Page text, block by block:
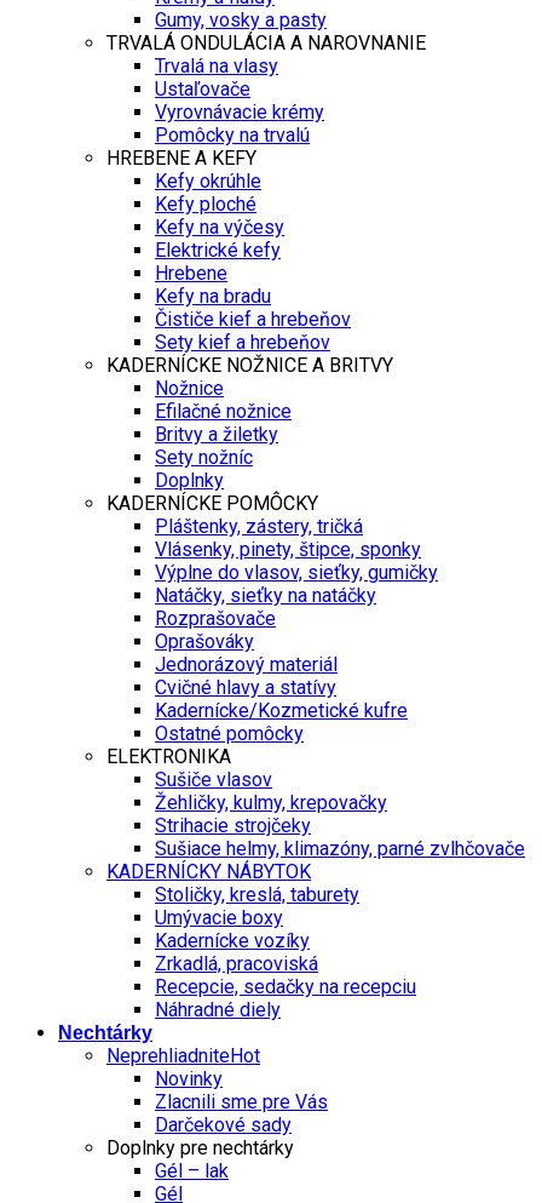
Gumy, vosky a pasty
TRVALÁ ONDULÁCIA A NAROVNANIE
Trvalá na vlasy
Ustaľovače
Vyrovnávacie krémy
Pomôcky na trvalú
HREBENE A KEFY
Kefy okrúhle
Kefy ploché
Kefy na výčesy
Elektrické kefy
Hrebene
Kefy na bradu
Čističe kief a hrebeňov
Sety kief a hrebeňov
KADERNÍCKE NOŽNICE A BRITVY
Nožnice
Efilačné nožnice
Britvy a žiletky
Sety nožníc
Doplnky
KADERNÍCKE POMÔCKY
Pláštenky, zástery, tričká
Vlásenky, pinety, štipce, sponky
Výplne do vlasov, sieťky, gumičky
Natáčky, sieťky na natáčky
Rozprašovače
Oprašováky
Jednorázový materiál
Cvičné hlavy a statívy
Kadernícke/Kozmetické kufre
Ostatné pomôcky
ELEKTRONIKA
Sušiče vlasov
Žehličky, kulmy, krepovačky
Strihacie strojčeky
Sušiace helmy, klimazóny, parné zvlhčovače
KADERNÍCKY NÁBYTOK
Stoličky, kreslá, taburety
Umývacie boxy
Kadernícke vozíky
Zrkadlá, pracoviská
Recepcie, sedačky na recepciu
Náhradné diely
Nechtárky
Neprehliadnite
Novinky
Zlacnili sme pre Vás
Darčekové sady
Doplnky pre nechtárky
Gél – lak
Gél